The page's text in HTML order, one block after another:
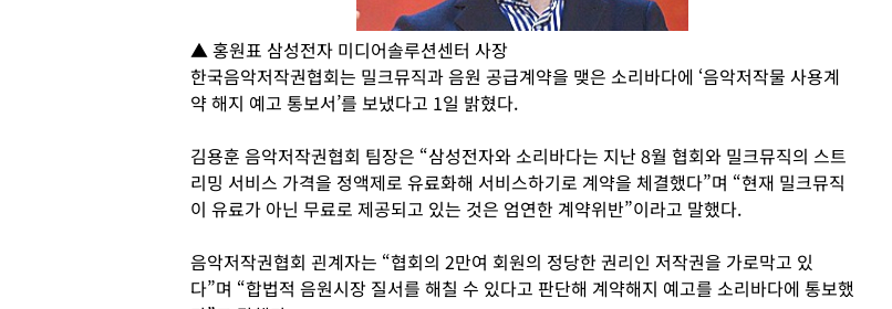
▲ 홍원표 삼성전자 미디어솔루션센터 사장
한국음악저작권협회는 밀크뮤직과 음원 공급계약을 맺은 소리바다에 ‘음악저작물 사용계
약 해지 예고 통보서’를 보냈다고 1일 밝혔다.
김용훈 음악저작권협회 팀장은 “삼성전자와 소리바다는 지난 8월 협회와 밀크뮤직의 스트
리밍 서비스 가격을 정액제로 유료화해 서비스하기로 계약을 체결했다”며 “현재 밀크뮤직
이 유료가 아닌 무료로 제공되고 있는 것은 엄연한 계약위반”이라고 말했다.
음악저작권협회 괸계자는 “협회의 2만여 회원의 정당한 권리인 저작권을 가로막고 있
다”며 “합법적 음원시장 질서를 해칠 수 있다고 판단해 계약해지 예고를 소리바다에 통보했